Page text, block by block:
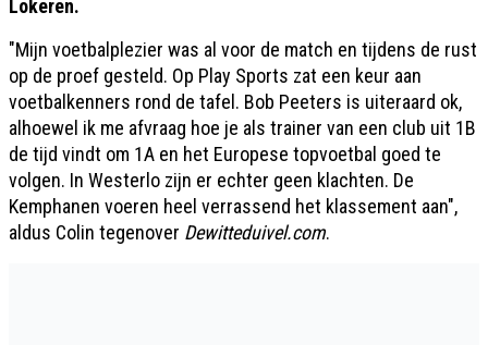
Lokeren.
"Mijn voetbalplezier was al voor de match en tijdens de rust
op de proef gesteld. Op Play Sports zat een keur aan
voetbalkenners rond de tafel. Bob Peeters is uiteraard ok,
alhoewel ik me afvraag hoe je als trainer van een club uit 1B
de tijd vindt om 1A en het Europese topvoetbal goed te
volgen. In Westerlo zijn er echter geen klachten. De
Kemphanen voeren heel verrassend het klassement aan",
aldus Colin tegenover Dewitteduivel.com.